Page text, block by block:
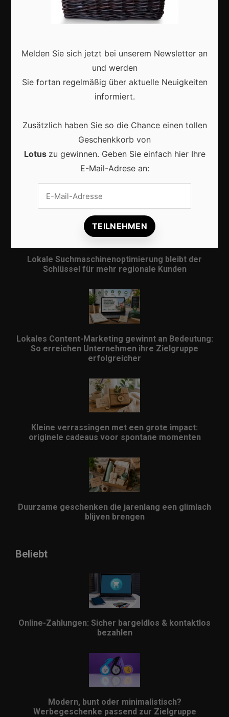
Webshops
Lokale Suchmaschinenoptimierung bleibt der
Schlüssel für mehr regionale Kunden
Lokales Content-Marketing gewinnt an Bedeutung:
So erreichen Unternehmen ihre Zielgruppe
erfolgreicher
Kleine verrassingen met een grote impact:
originele cadeaus voor spontane momenten
Duurzame geschenken die jarenlang een glimlach
blijven brengen
Beliebt
Online-Zahlungen: Sicher bargeldlos & kontaktlos
bezahlen
Modern, bunt oder minimalistisch?
Werbegeschenke passend zur Zielgruppe
Melden Sie sich jetzt bei unserem Newsletter an
und werden
Sie fortan regelmäßig über aktuelle Neuigkeiten
informiert.
Zusätzlich haben Sie so die Chance einen tollen
Geschenkkorb von
Lotus zu gewinnen. Geben Sie einfach hier Ihre
E-Mail-Adrese an: